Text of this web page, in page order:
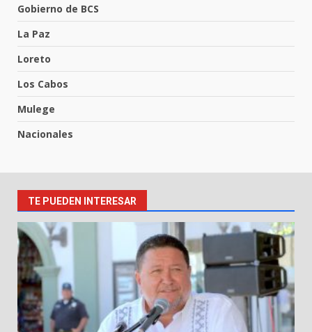
Gobierno de BCS
La Paz
Loreto
Los Cabos
Mulege
Nacionales
TE PUEDEN INTERESAR